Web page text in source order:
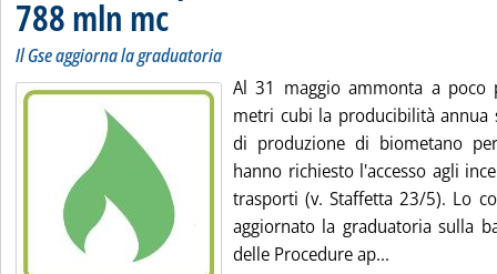
788 mln mc
Il Gse aggiorna la graduatoria
Al 31 maggio ammonta a
metri cubi la producibilità
di produzione di biometano
hanno richiesto l'accesso agli
trasporti (v. Staffetta 23/5). Lo
aggiornato la graduatoria sulla
delle Procedure ap...